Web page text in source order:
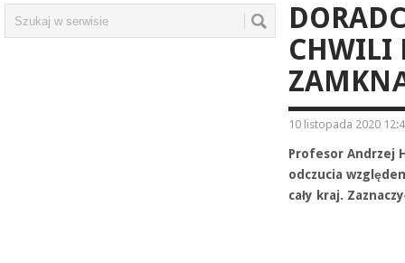
CHWILI
10 listopada 2020
Profesor Andrzej
odczucia
cały kraj.